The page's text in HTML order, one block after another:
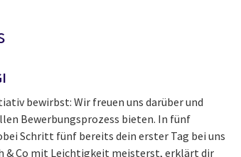
bewirbst: Wir freuen uns darüber und
Bewerbungsprozess bieten. In fünf
Schritt fünf bereits dein erster Tag bei uns
& Co mit Leichtigkeit meisterst, erklärt dir